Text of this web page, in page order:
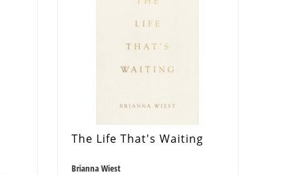
The Life That's Waiting
Brianna Wiest